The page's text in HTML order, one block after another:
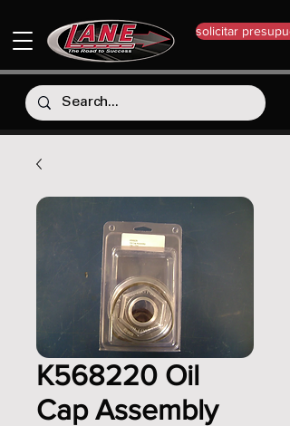
solicitar
K568220 Oil
Cap Assembly